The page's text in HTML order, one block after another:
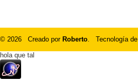
© 2026 Creado por Roberto. Tecnología de
hola que tal